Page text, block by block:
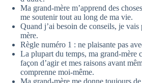
Ma grand-mère m’apprend des
me soutenir tout au long de ma vie.
Quand j’ai besoin de conseils, je vais
mère.
Règle numéro 1 : ne plaisante pas
La plupart du temps, ma grand-mère
façon d’agir et mes raisons avant
comprenne moi-même.
Ma grand-mère me donne toujours